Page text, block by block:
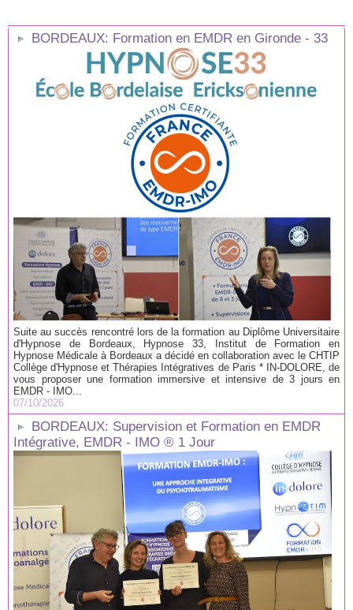
BORDEAUX: Formation en EMDR en Gironde - 33
Suite au succès rencontré lors de la formation au Diplôme Universitaire
d'Hypnose de Bordeaux, Hypnose 33, Institut de Formation en
Hypnose Médicale à Bordeaux a décidé en collaboration avec le CHTIP
Collège d'Hypnose et Thérapies Intégratives de Paris * IN-DOLORE, de
vous proposer une formation immersive et intensive de 3 jours en
EMDR - IMO...
07/10/2026
BORDEAUX: Supervision et Formation en EMDR
Intégrative, EMDR - IMO ® 1 Jour